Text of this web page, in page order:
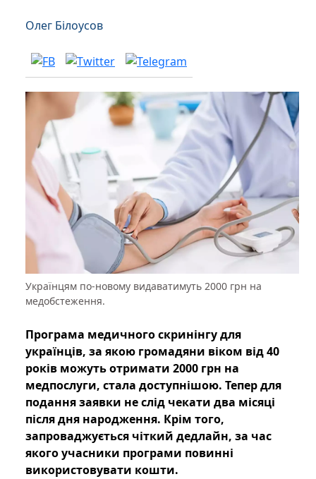
Олег Білоусов
Українцям по-новому видаватимуть 2000 грн на
медобстеження.
Програма медичного скринінгу для
українців, за якою громадяни віком від 40
років можуть отримати 2000 грн на
медпослуги, стала доступнішою. Тепер для
подання заявки не слід чекати два місяці
після дня народження. Крім того,
запроваджується чіткий дедлайн, за час
якого учасники програми повинні
використовувати кошти.